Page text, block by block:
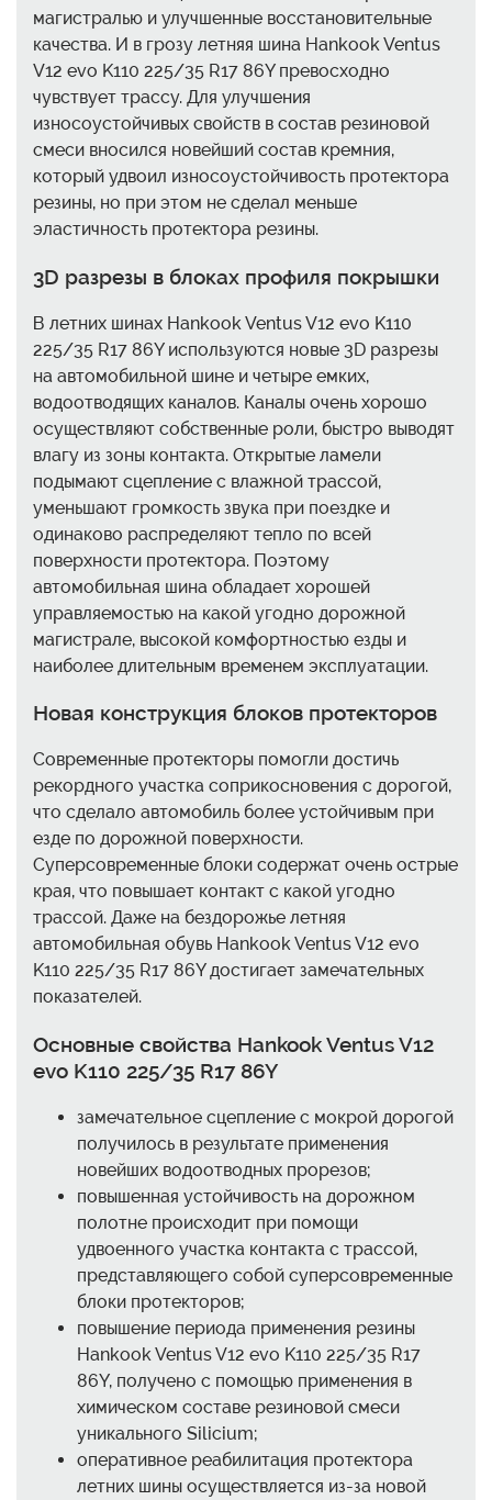
магистралью и улучшенные восстановительные
качества. И в грозу летняя шина Hankook Ventus
V12 evo K110 225/35 R17 86Y превосходно
чувствует трассу. Для улучшения
износоустойчивых свойств в состав резиновой
смеси вносился новейший состав кремния,
который удвоил износоустойчивость протектора
резины, но при этом не сделал меньше
эластичность протектора резины.
3D разрезы в блоках профиля покрышки
В летних шинах Hankook Ventus V12 evo K110
225/35 R17 86Y используются новые 3D разрезы
на автомобильной шине и четыре емких,
водоотводящих каналов. Каналы очень хорошо
осуществляют собственные роли, быстро выводят
влагу из зоны контакта. Открытые ламели
подымают сцепление с влажной трассой,
уменьшают громкость звука при поездке и
одинаково распределяют тепло по всей
поверхности протектора. Поэтому
автомобильная шина обладает хорошей
управляемостью на какой угодно дорожной
магистрале, высокой комфортностью езды и
наиболее длительным временем эксплуатации.
Новая конструкция блоков протекторов
Современные протекторы помогли достичь
рекордного участка соприкосновения с дорогой,
что сделало автомобиль более устойчивым при
езде по дорожной поверхности.
Суперсовременные блоки содержат очень острые
края, что повышает контакт с какой угодно
трассой. Даже на бездорожье летняя
автомобильная обувь Hankook Ventus V12 evo
K110 225/35 R17 86Y достигает замечательных
показателей.
Основные свойства Hankook Ventus V12
evo K110 225/35 R17 86Y
замечательное сцепление с мокрой дорогой
получилось в результате применения
новейших водоотводных прорезов;
повышенная устойчивость на дорожном
полотне происходит при помощи
удвоенного участка контакта с трассой,
представляющего собой суперсовременные
блоки протекторов;
повышение периода применения резины
Hankook Ventus V12 evo K110 225/35 R17
86Y, получено с помощью применения в
химическом составе резиновой смеси
уникального Silicium;
оперативное реабилитация протектора
летних шины осуществляется из-за новой